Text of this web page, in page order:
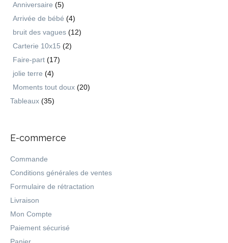
Anniversaire (5)
Arrivée de bébé (4)
bruit des vagues (12)
Carterie 10x15 (2)
Faire-part (17)
jolie terre (4)
Moments tout doux (20)
Tableaux (35)
E-commerce
Commande
Conditions générales de ventes
Formulaire de rétractation
Livraison
Mon Compte
Paiement sécurisé